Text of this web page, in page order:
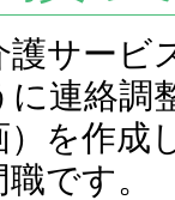
護サービ
連絡調
を作成
です。